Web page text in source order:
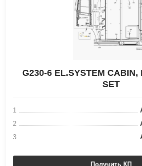
G230-6 EL.SYSTEM CABIN,
SET
1
2
3
Получить КП